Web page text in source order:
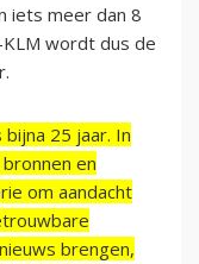
iets meer dan 8
wordt dus de
25 jaar. In
en
om aandacht
brengen,